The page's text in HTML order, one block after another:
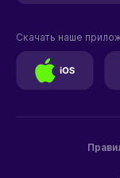
Скачать наше